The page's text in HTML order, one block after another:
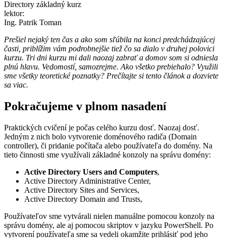
Directory základný kurz
lektor:
Ing. Patrik Toman
Prešiel nejaký ten čas a ako som sľúbila na konci predchádzajúcej
časti, priblížim vám podrobnejšie tiež čo sa dialo v druhej polovici
kurzu. Tri dni kurzu mi dali naozaj zabrať a domov som si odniesla
plnú hlavu. Vedomostí, samozrejme. Ako všetko prebiehalo? Využili
sme všetky teoretické poznatky? Prečítajte si tento článok a dozviete
sa viac.
Pokračujeme v plnom nasadení
Praktických cvičení je počas celého kurzu dosť. Naozaj dosť.
Jedným z nich bolo vytvorenie doménového radiča (Domain
controller), či pridanie počítača alebo používateľa do domény. Na
tieto činnosti sme využívali základné konzoly na správu domény:
Active Directory Users and Computers,
Active Directory Administrative Center,
Active Directory Sites and Services,
Active Directory Domain and Trusts,
Používateľov sme vytvárali nielen manuálne pomocou konzoly na
správu domény, ale aj pomocou skriptov v jazyku PowerShell. Po
vytvorení používateľa sme sa vedeli okamžite prihlásiť pod jeho